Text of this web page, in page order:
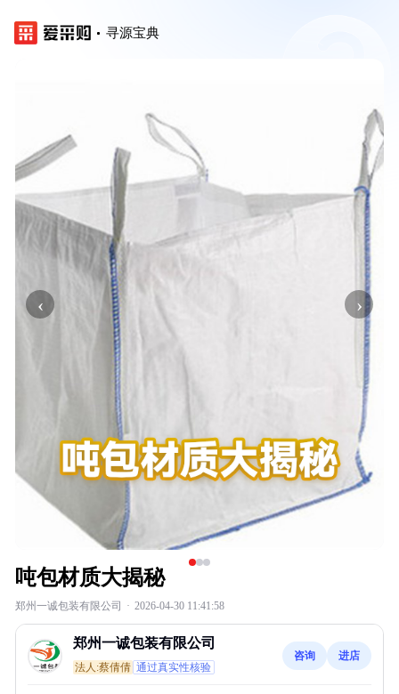
寻源宝典
‹ ›
吨包材质大揭秘
郑州一诚包装有限公司 · 2026-04-30 11:41:58
郑州一诚包装有限公司
法人:蔡倩倩 通过真实性核验
咨询 进店